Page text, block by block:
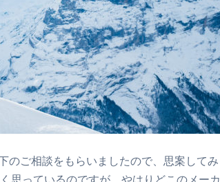
のご相談をもらいましたので、思案してみ
思っているのですが、やはりどこのメーカ